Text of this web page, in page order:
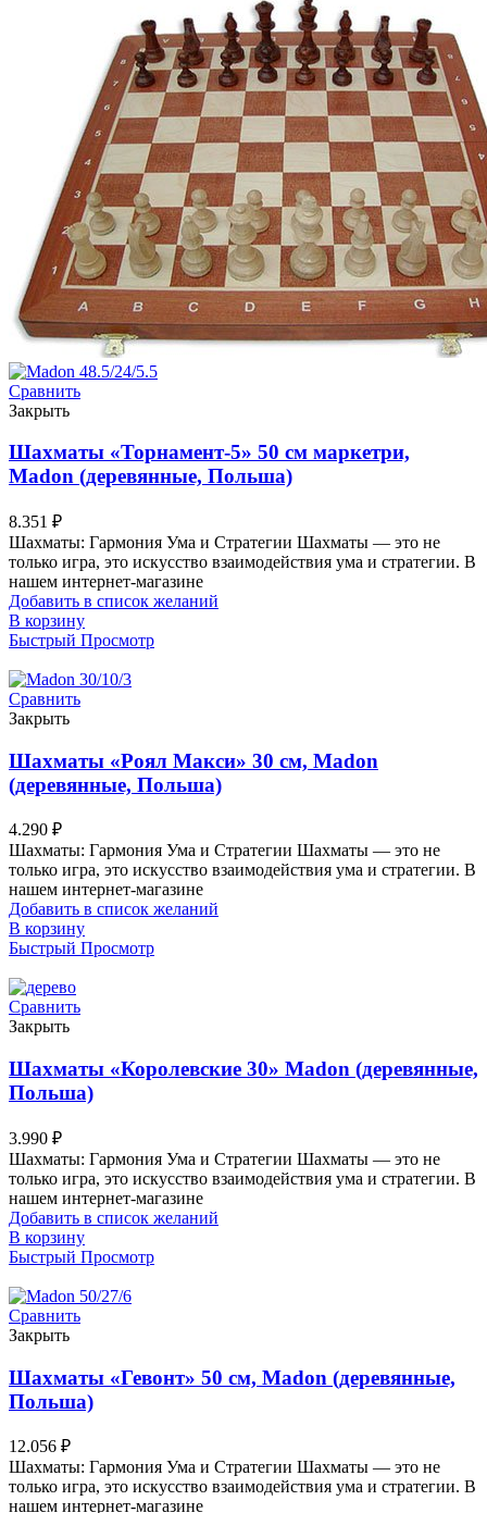
Сравнить
Закрыть
Шахматы «Торнамент-5» 50 см маркетри,
Madon (деревянные, Польша)
8.351 ₽
Шахматы: Гармония Ума и Стратегии Шахматы — это не
только игра, это искусство взаимодействия ума и стратегии. В
нашем интернет-магазине
Добавить в список желаний
В корзину
Быстрый Просмотр
Сравнить
Закрыть
Шахматы «Роял Макси» 30 см, Madon
(деревянные, Польша)
4.290 ₽
Шахматы: Гармония Ума и Стратегии Шахматы — это не
только игра, это искусство взаимодействия ума и стратегии. В
нашем интернет-магазине
Добавить в список желаний
В корзину
Быстрый Просмотр
Сравнить
Закрыть
Шахматы «Королевские 30» Madon (деревянные,
Польша)
3.990 ₽
Шахматы: Гармония Ума и Стратегии Шахматы — это не
только игра, это искусство взаимодействия ума и стратегии. В
нашем интернет-магазине
Добавить в список желаний
В корзину
Быстрый Просмотр
Сравнить
Закрыть
Шахматы «Гевонт» 50 см, Madon (деревянные,
Польша)
12.056 ₽
Шахматы: Гармония Ума и Стратегии Шахматы — это не
только игра, это искусство взаимодействия ума и стратегии. В
нашем интернет-магазине